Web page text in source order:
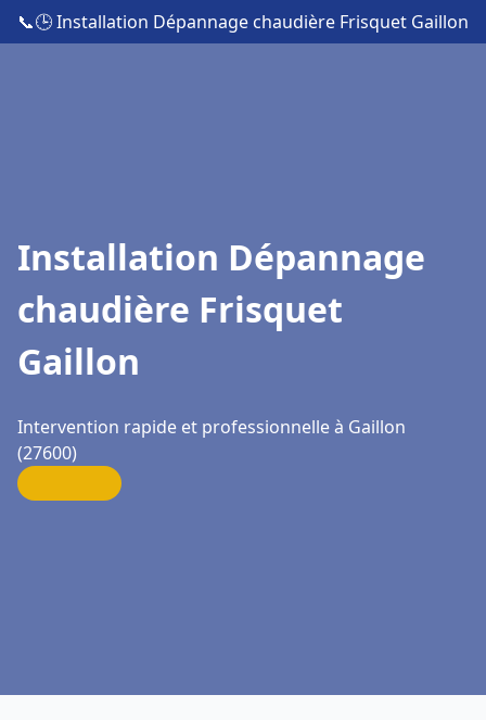
📞🕒 Installation Dépannage chaudière Frisquet Gaillon
Installation Dépannage
chaudière Frisquet
Gaillon
Intervention rapide et professionnelle à Gaillon
(27600)